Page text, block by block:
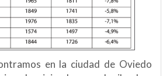
en la ciudad de Oviedo